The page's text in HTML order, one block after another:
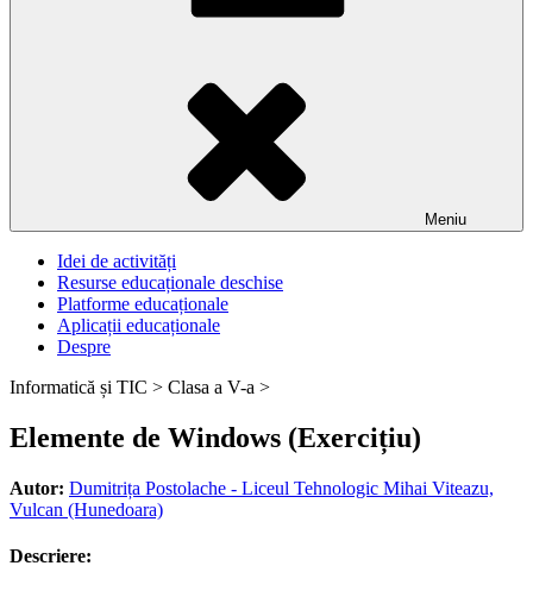
Meniu
Idei de activități
Resurse educaționale deschise
Platforme educaționale
Aplicații educaționale
Despre
Informatică și TIC > Clasa a V-a >
Elemente de Windows (Exercițiu)
Autor: Dumitrița Postolache - Liceul Tehnologic Mihai Viteazu,
Vulcan (Hunedoara)
Descriere: